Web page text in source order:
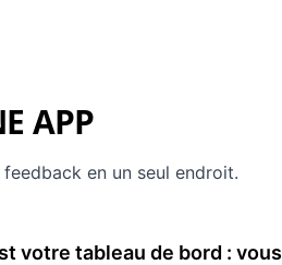
APP
en un seul endroit.
votre tableau de bord : vous